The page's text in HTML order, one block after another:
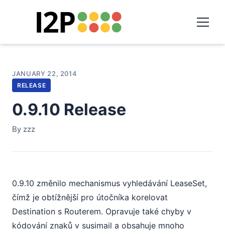
JANUARY 22, 2014
RELEASE
0.9.10 Release
By zzz
0.9.10 změnilo mechanismus vyhledávání LeaseSet,
čímž je obtížnější pro útočníka korelovat
Destination s Routerem. Opravuje také chyby v
kódování znaků v susimail a obsahuje mnoho